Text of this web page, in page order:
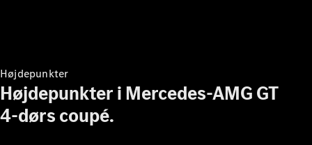
Sedan
EQE
Sedan
Elektrisk
EQS
Højdepunkter
Højdepunkter i Mercedes-AMG GT
4-dørs coupé.